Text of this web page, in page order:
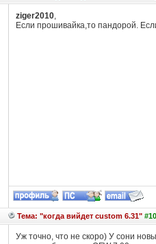
ziger2010,
Если прошивайка,то пандорой.
Тема: "когда вийдет custom 6.31"
Уж точно, что не скоро) У сони